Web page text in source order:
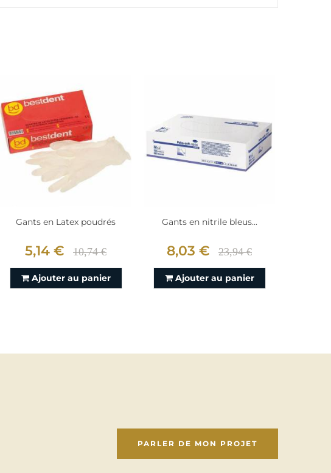
Gants en Latex poudrés
5,14 € 10,74 €
Ajouter au panier
Gants en nitrile bleus...
8,03 € 23,94 €
Ajouter au panier
PARLER DE MON PROJET